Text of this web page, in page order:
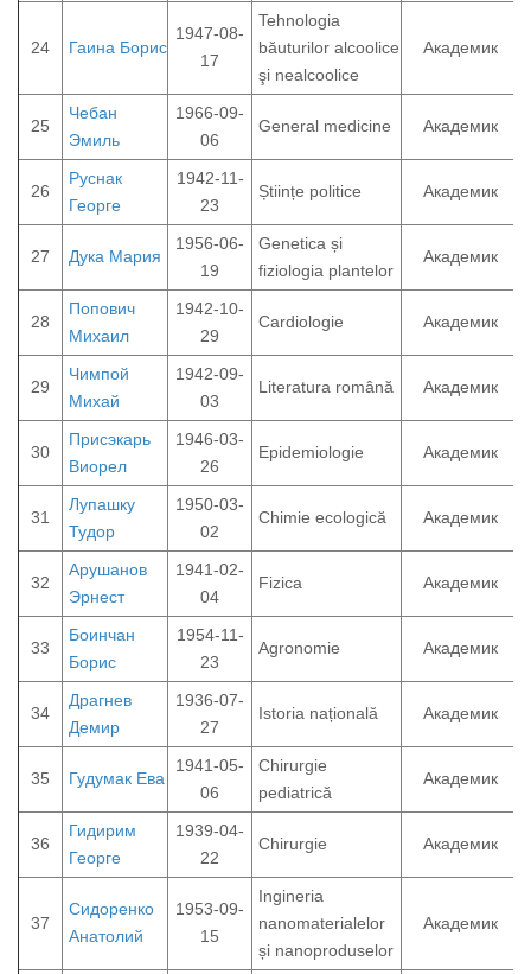
24 Гаина Борис
1947-08-
17
Tehnologia
băuturilor alcoolice
şi nealcoolice
Академик
25
Чебан
Эмиль
1966-09-
06
General medicine Академик
26
Руснак
Георге
1942-11-
23
Științe politice Академик
27 Дука Мария
1956-06-
19
Genetica și
fiziologia plantelor
Академик
28
Попович
Михаил
1942-10-
29
Cardiologie Академик
29
Чимпой
Михай
1942-09-
03
Literatura română Академик
30
Присэкарь
Виорел
1946-03-
26
Epidemiologie Академик
31
Лупашку
Тудор
1950-03-
02
Chimie ecologică Академик
32
Арушанов
Эрнест
1941-02-
04
Fizica Академик
33
Боинчан
Борис
1954-11-
23
Agronomie Академик
34
Драгнев
Демир
1936-07-
27
Istoria națională Академик
35 Гудумак Ева
1941-05-
06
Chirurgie
pediatrică
Академик
36
Гидирим
Георге
1939-04-
22
Chirurgie Академик
37
Сидоренко
Анатолий
1953-09-
15
Ingineria
nanomaterialelor
și nanoproduselor
Академик